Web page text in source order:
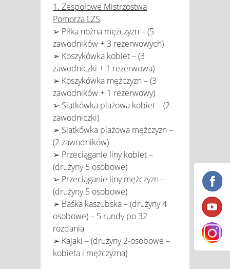
1. Zespołowe Mistrzostwa
Pomorza LZS
➢ Piłka nożna mężczyzn – (5
zawodników + 3 rezerwowych)
➢ Koszykówka kobiet – (3
zawodniczki + 1 rezerwowa)
➢ Koszykówka mężczyzn – (3
zawodników + 1 rezerwowy)
➢ Siatkówka plażowa kobiet – (2
zawodniczki)
➢ Siatkówka plażowa mężczyzn –
(2 zawodników)
➢ Przeciąganie liny kobiet –
(drużyny 5 osobowe)
➢ Przeciąganie liny mężczyzn –
(drużyny 5 osobowe)
➢ Baśka kaszubska – (drużyny 4
osobowe) – 5 rundy po 32
rozdania
➢ Kajaki – (drużyny 2-osobowe –
kobieta i mężczyzna)